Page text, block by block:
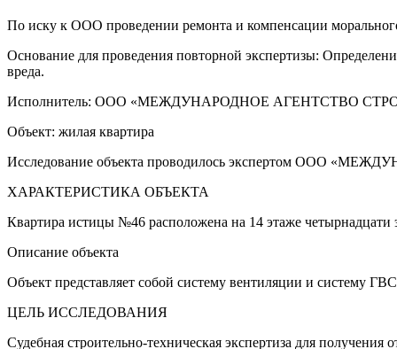
По иску к ООО проведении ремонта и компенсации
Основание для проведения повторной экспертизы:
вреда.
Исполнитель: ООО «МЕЖДУНАРОДНОЕ АГЕНТСТВО
Объект: жилая квартира
Исследование объекта проводилось экспертом ООО
ХАРАКТЕРИСТИКА ОБЪЕКТА
Квартира истицы №46 расположена на 14 этаже
Описание объекта
Объект представляет собой систему вентиляции и систему
ЦЕЛЬ ИССЛЕДОВАНИЯ
Судебная строительно-техническая экспертиза для